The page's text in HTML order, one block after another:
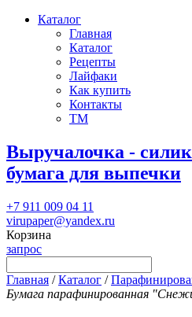
Каталог
Главная
Каталог
Рецепты
Лайфаки
Как купить
Контакты
ТМ
Выручалочка -
бумага для выпечки
+7 911 009 04 11
virupaper@yandex.ru
Корзина
запрос
Главная /Каталог /
Бумага парафинированная